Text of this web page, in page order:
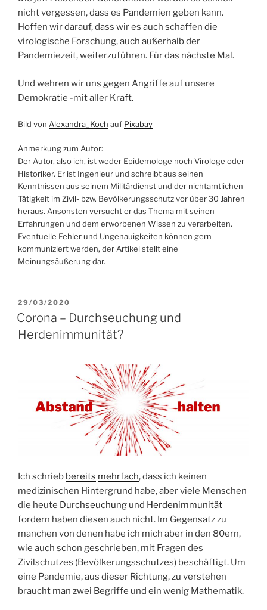
nicht vergessen, dass es Pandemien geben kann.
Hoffen wir darauf, dass wir es auch schaffen die
virologische Forschung, auch außerhalb der
Pandemiezeit, weiterzuführen. Für das nächste Mal.
Und wehren wir uns gegen Angriffe auf unsere
Demokratie -mit aller Kraft.
Bild von Alexandra_Koch auf Pixabay
Anmerkung zum Autor:
Der Autor, also ich, ist weder Epidemologe noch Virologe oder
Historiker. Er ist Ingenieur und schreibt aus seinen
Kenntnissen aus seinem Militärdienst und der nichtamtlichen
Tätigkeit im Zivil- bzw. Bevölkerungsschutz vor über 30 Jahren
heraus. Ansonsten versucht er das Thema mit seinen
Erfahrungen und dem erworbenen Wissen zu verarbeiten.
Eventuelle Fehler und Ungenauigkeiten können gern
kommuniziert werden, der Artikel stellt eine
Meinungsäußerung dar.
VERÖFFENTLICHT
AM
29/03/2020
Corona – Durchseuchung und
Herdenimmunität?
Ich schrieb bereits mehrfach, dass ich keinen
medizinischen Hintergrund habe, aber viele Menschen
die heute Durchseuchung und Herdenimmunität
fordern haben diesen auch nicht. Im Gegensatz zu
manchen von denen habe ich mich aber in den 80ern,
wie auch schon geschrieben, mit Fragen des
Zivilschutzes (Bevölkerungsschutzes) beschäftigt. Um
eine Pandemie, aus dieser Richtung, zu verstehen
braucht man zwei Begriffe und ein wenig Mathematik.